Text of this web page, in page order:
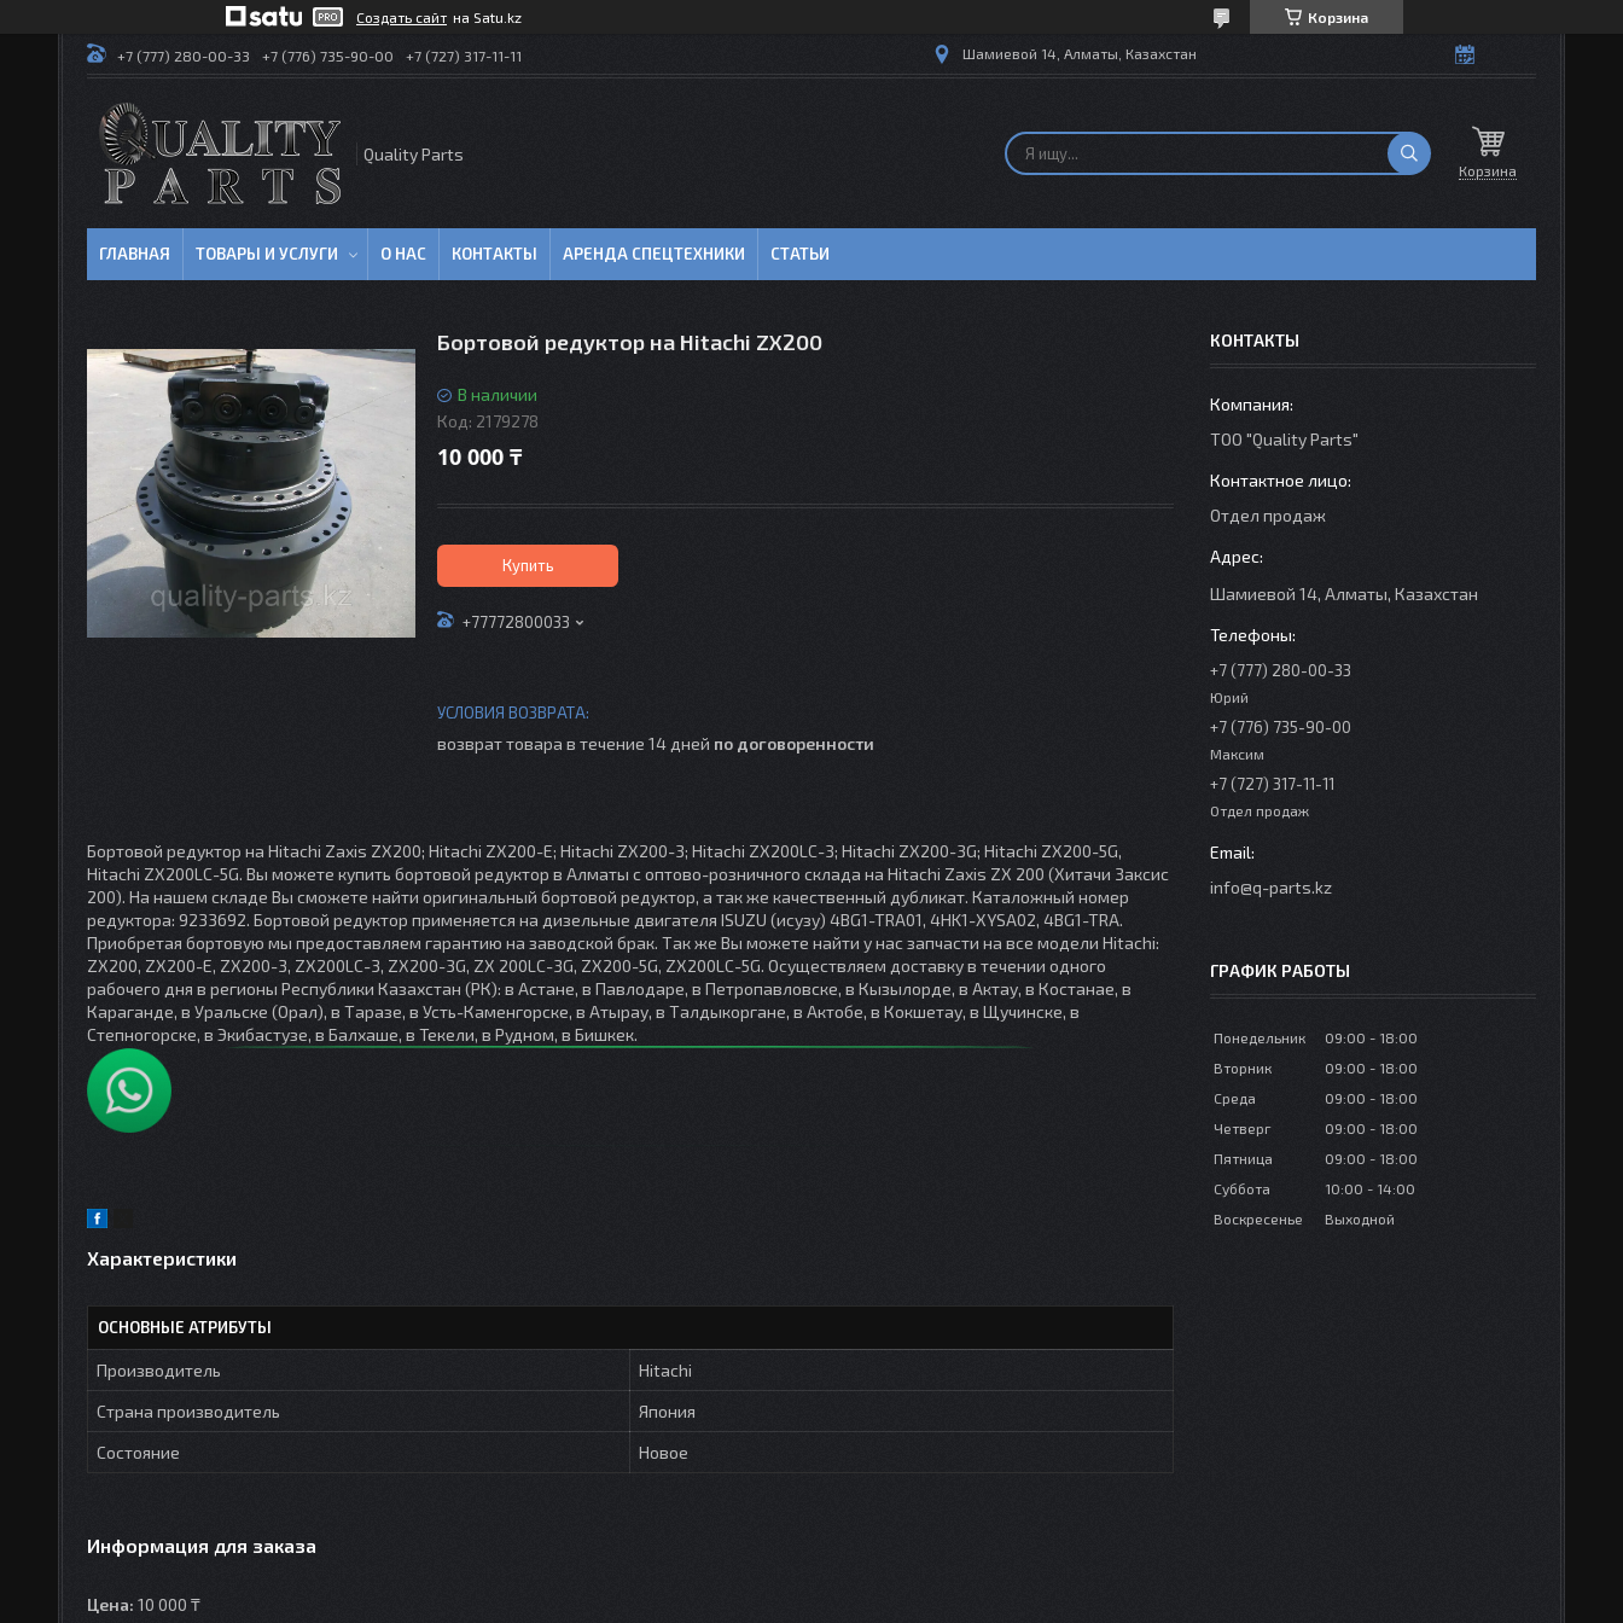
Создать сайт на Satu.kz Корзина
+7 (777) 280-00-33 +7 (776) 735-90-00 +7 (727) 317-11-11 Шамиевой 14, Алматы, Казахстан
Quality Parts
Корзина
ГЛАВНАЯ ТОВАРЫ И УСЛУГИ О НАС КОНТАКТЫ АРЕНДА СПЕЦТЕХНИКИ СТАТЬИ
Бортовой редуктор на Hitachi ZX200
В наличии
Код: 2179278
10 000 ₸
Купить
+77772800033
возврат товара в течение 14 дней по договоренности
Бортовой редуктор на Hitachi Zaxis ZX200; Hitachi ZX200-E; Hitachi ZX200-3; Hitachi ZX200LC-3; Hitachi ZX200-3G; Hitachi ZX200-5G,
Hitachi ZX200LC-5G. Вы можете купить бортовой редуктор в Алматы с оптово-розничного склада на Hitachi Zaxis ZX 200 (Хитачи Заксис
200). На нашем складе Вы сможете найти оригинальный бортовой редуктор, а так же качественный дубликат. Каталожный номер
редуктора: 9233692. Бортовой редуктор применяется на дизельные двигателя ISUZU (исузу) 4BG1-TRA01, 4HK1-XYSA02, 4BG1-TRA.
Приобретая бортовую мы предоставляем гарантию на заводской брак. Так же Вы можете найти у нас запчасти на все модели Hitachi:
ZX200, ZX200-E, ZX200-3, ZX200LC-3, ZX200-3G, ZX 200LC-3G, ZX200-5G, ZX200LC-5G. Осуществляем доставку в течении одного
рабочего дня в регионы Республики Казахстан (РК): в Астане, в Павлодаре, в Петропавловске, в Кызылорде, в Актау, в Костанае, в
Караганде, в Уральске (Орал), в Таразе, в Усть-Каменгорске, в Атырау, в Талдыкоргане, в Актобе, в Кокшетау, в Щучинске, в
Степногорске, в Экибастузе, в Балхаше, в Текели, в Рудном, в Бишкек.
Характеристики
ОСНОВНЫЕ АТРИБУТЫ
Производитель
Hitachi
Страна производитель
Япония
Состояние
Новое
Информация для заказа
Цена: 10 000 ₸
КОНТАКТЫ
ТОО "Quality Parts"
Отдел продаж
Шамиевой 14, Алматы, Казахстан
+7 (777) 280-00-33
Юрий
+7 (776) 735-90-00
Максим
+7 (727) 317-11-11
Отдел продаж
info@q-parts.kz
ГРАФИК РАБОТЫ
Понедельник 09:00
18:00
Вторник
09:00
18:00
Среда
09:00
18:00
Четверг
09:00
18:00
Пятница
09:00
18:00
Суббота
10:00
14:00
Воскресенье
Выходной